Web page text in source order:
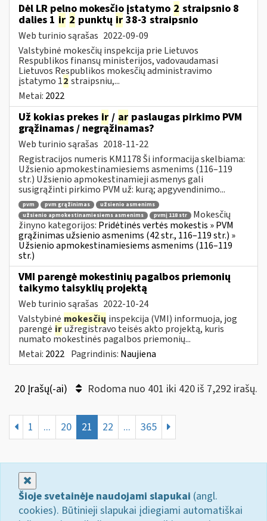
Dėl LR pelno mokesčio įstatymo 2 straipsnio 8
dalies 1 ir 2 punktų ir 38-3 straipsnio
Web turinio sąrašas 2022-09-09
Valstybinė mokesčių inspekcija prie Lietuvos
Respublikos finansų ministerijos, vadovaudamasi
Lietuvos Respublikos mokesčių administravimo
įstatymo 12 straipsniu,...
Metai: 2022
Už kokias prekes ir / ar paslaugas pirkimo PVM
grąžinamas / negrąžinamas?
Web turinio sąrašas 2018-11-22
Registracijos numeris KM1178 Ši informacija skelbiama:
Užsienio apmokestinamiesiems asmenims (116–119
str.) Užsienio apmokestinamieji asmenys gali
susigrąžinti pirkimo PVM už: kurą; apgyvendinimo...
pvm pvm grąžinimas
užsienio asmenims
užsienio apmokestinamiesiems asmenims
pvmį 118 str
Mokesčių
žinyno kategorijos: Pridėtinės vertės mokestis » PVM
grąžinimas užsienio asmenims (42 str., 116–119 str.) »
Užsienio apmokestinamiesiems asmenims (116–119
str.)
VMI parengė mokestinių pagalbos priemonių
taikymo taisyklių projektą
Web turinio sąrašas 2022-10-24
Valstybinė mokesčių inspekcija (VMI) informuoja, jog
parengė iružregistravo teisės akto projektą, kuris
numato mokestinės pagalbos priemonių...
Metai: 2022 Pagrindinis: Naujiena
20 Įrašų(-ai) Rodoma nuo 401 iki 420 iš 7,292 irašų.
1 ... 20 21 22 ... 365
Šioje svetainėje naudojami slapukai (angl.
cookies). Būtinieji slapukai įdiegiami automatiškai